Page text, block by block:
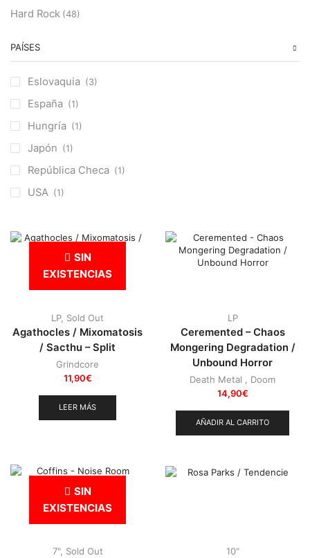
Hard Rock (48)
Heavy Metal(91)
Otros (38)
Prog(25)
Punk(146)
Sludge(35)
Stoner(22)
Thrash Metal
PAÍSES
Eslovaquia (3)
España (1)
Hungría (1)
Japón (1)
República Checa (1)
USA (1)
SIN
EXISTENCIAS
LP, Sold Out
Agathocles / Mixomatosis
/ Sacthu – Split
Grindcore
11,90€
LEER MÁS
LP
Ceremented – Chaos
Mongering Degradation /
Unbound Horror
Death Metal
Doom
14,90€
AÑADIR AL CARRITO
SIN
EXISTENCIAS
7", Sold Out 10"